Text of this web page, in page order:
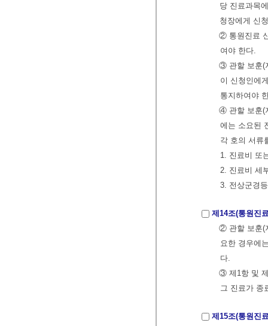
당 진료과목
청장에게 신
② 통원진료
여야 한다.
③ 관할 보훈(
이 신청인에
통지하여야
④ 관할 보훈(
에는 소요된
각 호의 서류
1. 진료비 또
2. 진료비 세
3. 전상군경
제14조(통원진
② 관할 보훈(
요한 경우에
다.
③ 제1항 및
그 진료가 종
제15조(통원진